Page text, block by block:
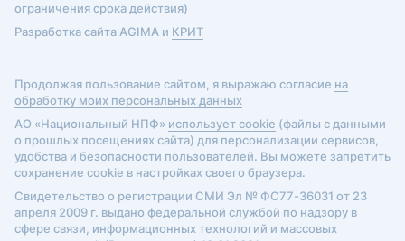
ограничения срока действия)
Разработка сайта AGIMA и КРИТ
Продолжая пользование сайтом, я выражаю согласие на
обработку моих персональных данных
АО «Национальный НПФ» использует cookie (файлы с данными
о прошлых посещениях сайта) для персонализации сервисов,
удобства и безопасности пользователей. Вы можете запретить
сохранение cookie в настройках своего браузера.
Свидетельство о регистрации СМИ Эл № ФС77-36031 от 23
апреля 2009 г. выдано федеральной службой по надзору в
сфере связи, информационных технологий и массовых